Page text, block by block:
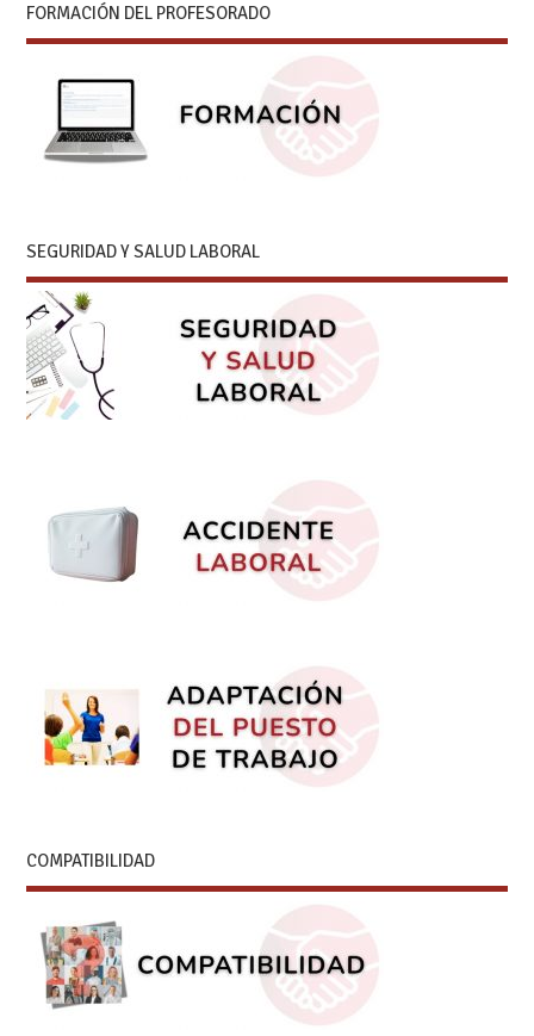
FORMACIÓN DEL PROFESORADO
SEGURIDAD Y SALUD LABORAL
COMPATIBILIDAD